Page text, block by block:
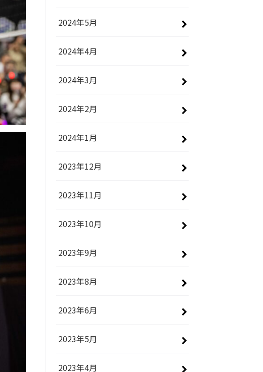
2024年5月
2024年4月
2024年3月
2024年2月
2024年1月
2023年12月
2023年11月
2023年10月
2023年9月
2023年8月
2023年6月
2023年5月
2023年4月